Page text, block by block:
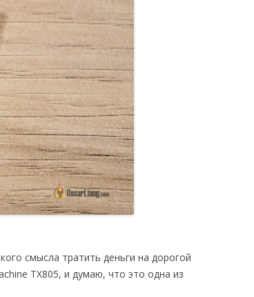
смысла тратить деньги на дорогой
TX805, и думаю, что это одна из